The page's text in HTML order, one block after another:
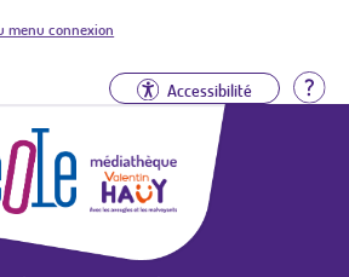
menu connexion
Accessibilité